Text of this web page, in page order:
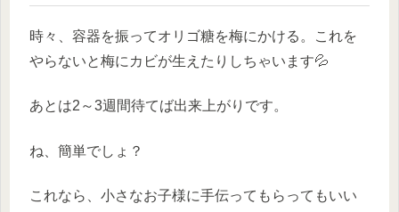
時々、容器を振ってオリゴ糖を梅にかける。これを
やらないと梅にカビが生えたりしちゃいます💦
あとは2～3週間待てば出来上がりです。
ね、簡単でしょ？
これなら、小さなお子様に手伝ってもらってもいい